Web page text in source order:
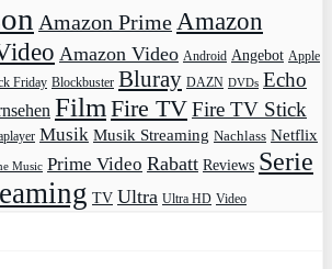
Amazon PrimeAmazon
Amazon Video Android Angebot Apple
Friday Blockbuster Bluray DAZN DVDs Echo
FilmFire TVFire TV Stick
Musik Musik Streaming Nachlass Netflix
Music Prime Video Rabatt Reviews Serie
TV Ultra Ultra HD Video